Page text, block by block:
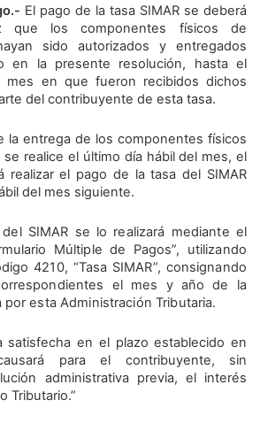
El pago de la tasa SIMAR se deberá
que los componentes físicos de
sido autorizados y entregados
en la presente resolución, hasta el
mes en que fueron recibidos dichos
del contribuyente de esta tasa.
la entrega de los componentes físicos
realice el último día hábil del mes, el
realizar el pago de la tasa del SIMAR
del mes siguiente.
SIMAR se lo realizará mediante el
Múltiple de Pagos”, utilizando
4210, “Tasa SIMAR”, consignando
el mes y año de la
esta Administración Tributaria.
satisfecha en el plazo establecido en
para el contribuyente, sin
administrativa previa, el interés
Tributario.”